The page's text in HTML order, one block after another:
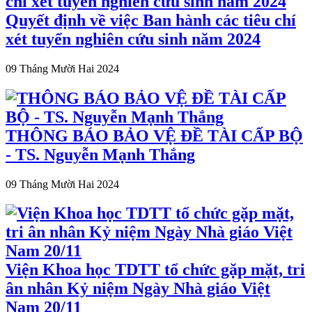
Quyết định về việc Ban hành các tiêu chí
xét tuyển nghiên cứu sinh năm 2024
09 Tháng Mười Hai 2024
THÔNG BÁO BẢO VỆ ĐỀ TÀI CẤP BỘ
- TS. Nguyễn Mạnh Thắng
09 Tháng Mười Hai 2024
Viện Khoa học TDTT tổ chức gặp mặt, tri
ân nhân Kỷ niệm Ngày Nhà giáo Việt
Nam 20/11